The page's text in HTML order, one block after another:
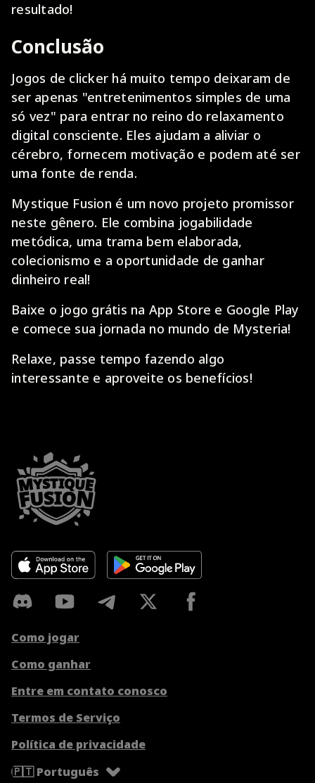
resultado!
Conclusão
Jogos de clicker há muito tempo deixaram de
ser apenas "entretenimentos simples de uma
só vez" para entrar no reino do relaxamento
digital consciente. Eles ajudam a aliviar o
cérebro, fornecem motivação e podem até ser
uma fonte de renda.
Mystique Fusion é um novo projeto promissor
neste gênero. Ele combina jogabilidade
metódica, uma trama bem elaborada,
colecionismo e a oportunidade de ganhar
dinheiro real!
Baixe o jogo grátis na App Store e Google Play
e comece sua jornada no mundo de Mysteria!
Relaxe, passe tempo fazendo algo
interessante e aproveite os benefícios!
Como jogar
Como ganhar
Entre em contato conosco
Termos de Serviço
Política de privacidade
🇵🇹 Português